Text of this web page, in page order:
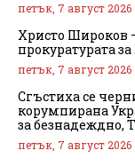
петък, 7 август 2026
Христо Широков
прокуратурата
петък, 7 август 2026
Сгъстиха се
корумпирана
за безнадеждно,
петък, 7 август 2026